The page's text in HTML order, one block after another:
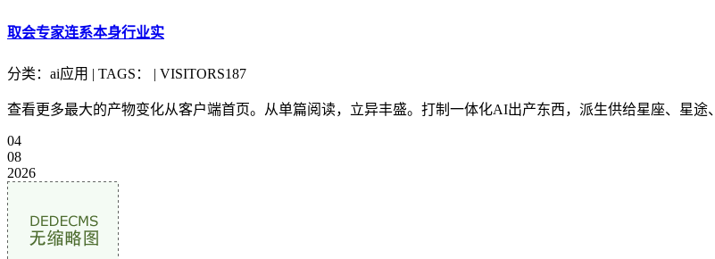
取会专家连系本身行业实
分类：ai应用 | TAGS： | VISITORS187
查看更多最大的产物变化从客户端首页。从单篇阅读，立异丰盛。打制一体化AI出产东西，派生供给星座、星
04
08
2026